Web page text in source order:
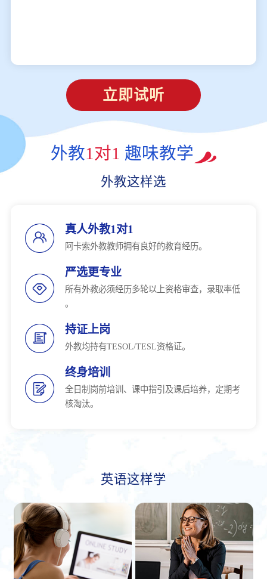
立即试听
外教1对1 趣味教学
外教这样选
真人外教1对1
阿卡索外教教师拥有良好的教育经历。
严选更专业
所有外教必须经历多轮以上资格审查，录取率低
。
持证上岗
外教均持有TESOL/TESL资格证。
终身培训
全日制岗前培训、课中指引及课后培养，定期考
核淘汰。
英语这样学